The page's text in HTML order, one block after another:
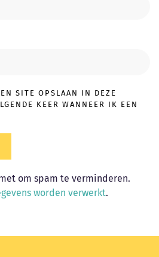
SITE OPSLAAN IN DEZE
KEER WANNEER IK EEN
om spam te verminderen.
worden verwerkt.